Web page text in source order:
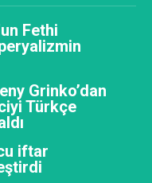
Fethi
Grinko’dan
Türkçe
iftar